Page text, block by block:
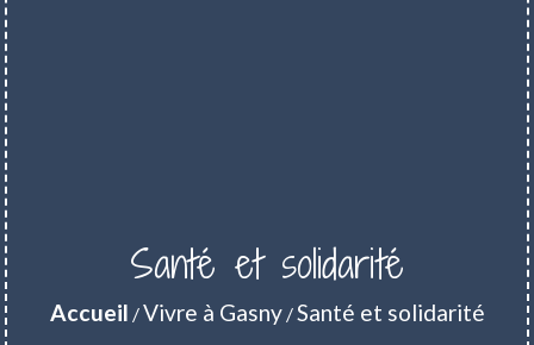
Santé et solidarité
Accueil /Vivre à Gasny/Santé et solidarité